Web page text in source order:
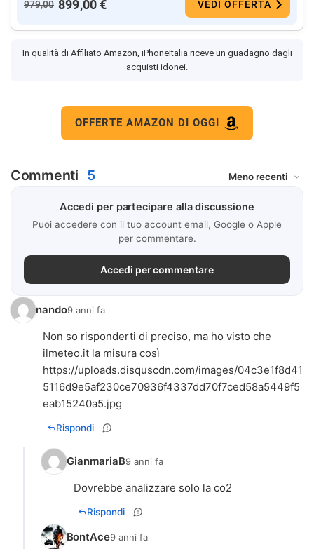
979,00 899,00 € VEDI OFFERTA
In qualità di Affiliato Amazon, iPhoneItalia riceve un guadagno dagli
acquisti idonei.
OFFERTE AMAZON DI OGGI
Commenti 5
Accedi per partecipare alla discussione
Puoi accedere con il tuo account email, Google o Apple
per commentare.
Accedi per commentare
nando9 anni fa
Non so risponderti di preciso, ma ho visto che
https://uploads.disquscdn.com/images/04c3e1f8d41
5116d9e5af230ce70936f4337dd70f7ced58a5449f5
eab15240a5.jpg
Rispondi
GianmariaB9 anni fa
Dovrebbe analizzare solo la co2
Rispondi
BontAce9 anni fa